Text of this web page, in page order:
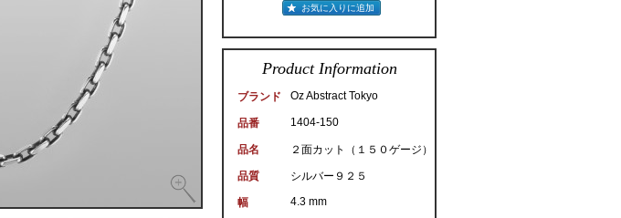
お気に入りに追加
Product Information
ブランド Oz Abstract Tokyo
品番 1404-150
品名 ２面カット（１５０ゲージ）
品質 シルバー９２５
幅 4.3 mm